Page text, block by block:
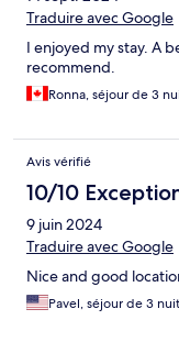
Traduire avec Google
I enjoyed my stay. A
recommend.
Ronna, séjour de 3
Avis vérifié
10/10
9 juin 2024
Traduire avec Google
Nice and good
Pavel, séjour de 3